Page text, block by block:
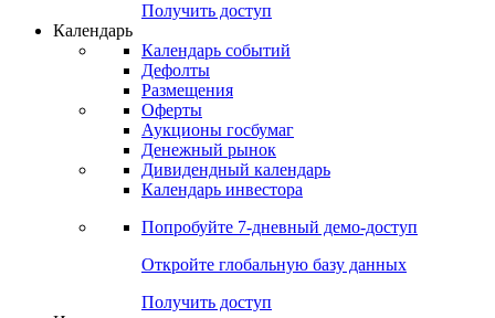
Получить доступ
Календарь
Календарь событий
Дефолты
Размещения
Оферты
Аукционы госбумаг
Денежный рынок
Дивидендный календарь
Календарь инвестора
Попробуйте 7-дневный демо-доступ
Откройте глобальную базу данных
Получить доступ